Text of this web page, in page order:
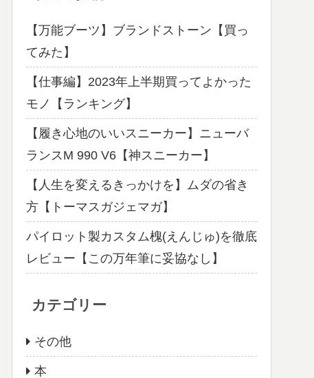
【万能ブーツ】ブランドストーン【買っ
てみた】
【仕事編】2023年上半期買ってよかった
モノ【ランキング】
【履き心地のいいスニーカー】ニューバ
ランスM 990 V6【神スニーカー】
【人生を変えるきっかけを】ムダの省き
方【トーマスガジェマガ】
パイロット製カスタム槐(えんじゅ)を徹底
レビュー【この万年筆に妥協なし】
カテゴリー
その他
本